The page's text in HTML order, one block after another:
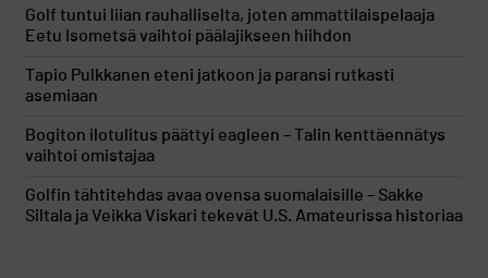
Golf tuntui liian rauhalliselta, joten ammattilaispelaaja
Eetu Isometsä vaihtoi päälajikseen hiihdon
Tapio Pulkkanen eteni jatkoon ja paransi rutkasti
asemiaan
Bogiton ilotulitus päättyi eagleen – Talin kenttäennätys
vaihtoi omistajaa
Golfin tähtitehdas avaa ovensa suomalaisille – Sakke
Siltala ja Veikka Viskari tekevät U.S. Amateurissa historiaa